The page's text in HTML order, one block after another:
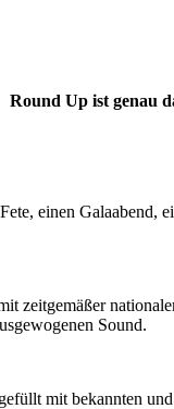
Round Up ist genau
einen
zeitgemäßer
Sound.
mit bekannten